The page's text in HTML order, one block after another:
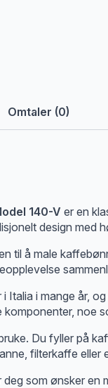
Omtaler (0)
140-V er en
design med
til å male
Italia i mange år,
noe
Du fyller på
filterkaffe eller
som ønsker en